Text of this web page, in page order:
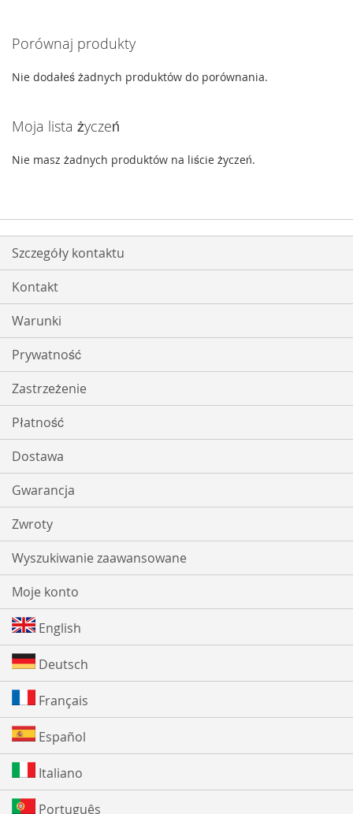
ŻYCZEŃ
Porównaj produkty
Nie dodałeś żadnych produktów do porównania.
Moja lista życzeń
Nie masz żadnych produktów na liście życzeń.
Szczegóły kontaktu
Kontakt
Warunki
Prywatność
Zastrzeżenie
Płatność
Dostawa
Gwarancja
Zwroty
Wyszukiwanie zaawansowane
Moje konto
English
Deutsch
Français
Español
Italiano
Português